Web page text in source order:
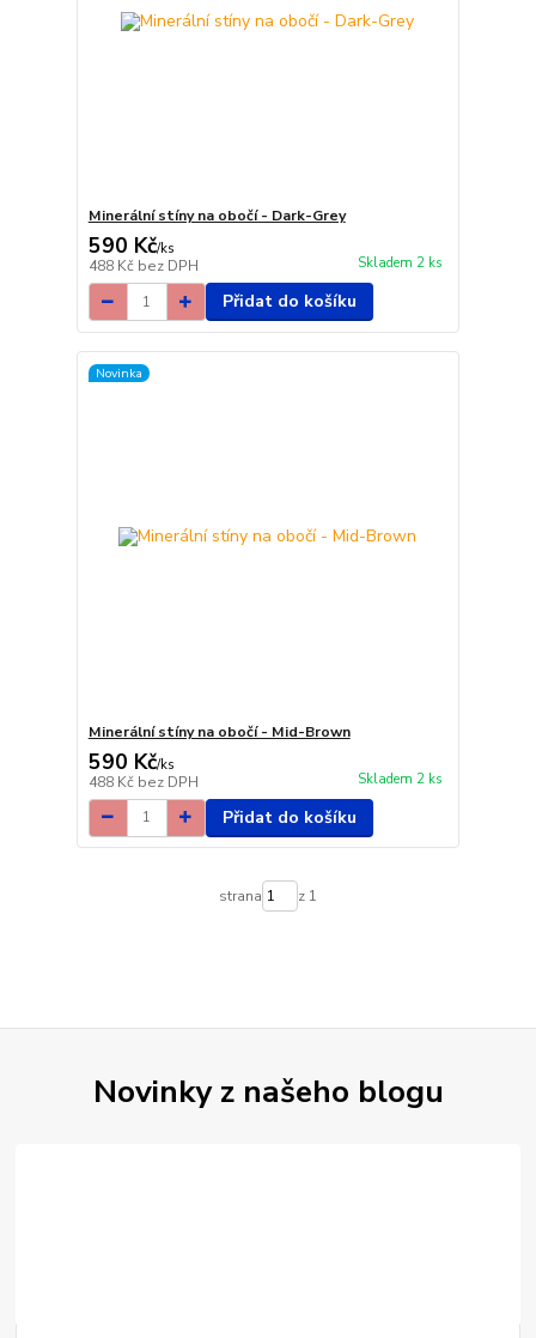
Minerální stíny na obočí - Dark-Grey
590 Kč/ks
488 Kč bez DPH Skladem 2 ks
Přidat do košíku
Novinka
Minerální stíny na obočí - Mid-Brown
590 Kč/ks
488 Kč bez DPH Skladem 2 ks
Přidat do košíku
strana z 1
Novinky z našeho blogu